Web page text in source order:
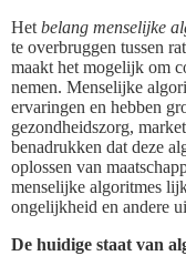
Het belang menselijke
te overbruggen tussen
maakt het mogelijk om
nemen. Menselijke
ervaringen en hebben
gezondheidszorg,
benadrukken dat deze
oplossen van
menselijke algoritmes
ongelijkheid en andere
De huidige staat van